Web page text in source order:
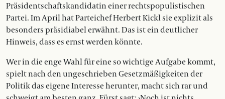
Präsidentschaftskandidatin einer rechtspopulistischen
Partei. Im April hat Parteichef Herbert Kickl sie explizit als
besonders präsidiabel erwähnt. Das ist ein deutlicher
Hinweis, dass es ernst werden könnte.
Wer in die enge Wahl für eine so wichtige Aufgabe kommt,
spielt nach den ungeschrieben Gesetzmäßigkeiten der
Politik das eigene Interesse herunter, macht sich rar und